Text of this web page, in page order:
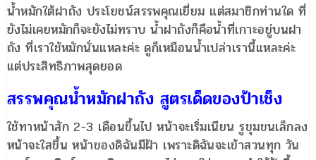
น้ำหมักใต้ฝาถัง ประโยชน์สรรพคุณเยี่ยม แต่สมาชิกท่านใด ที่
ยังไม่เคยหมักก็จะยังไม่ทราบ น้ำฝาถังก็คือน้ำที่เกาะอยู่บนฝา
ถัง ที่เราใช้หมักนั่นแหละค่ะ ดูก็เหมือนน้ำเปล่าเรานี้แหละค่ะ
แต่ประสิทธิภาพสุดยอด
สรรพคุณน้ำหมักฝาถัง สูตรเด็ดของป้าเช็ง
ใช้ทาหน้าสัก 2-3 เดือนขึ้นไป หน้าจะเริ่มเนียน รูขุมขนเล็กลง
หน้าจะใสขึ้น หน้าของดิฉันมีฝ้า เพราะดิฉันจะเข้าสวนทุก วัน